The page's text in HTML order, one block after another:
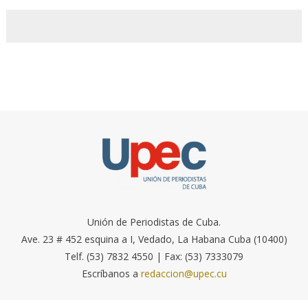
Unión de Periodistas de Cuba.
Ave. 23 # 452 esquina a I, Vedado, La Habana Cuba (10400)
Telf. (53) 7832 4550 | Fax: (53) 7333079
Escríbanos a redaccion@upec.cu